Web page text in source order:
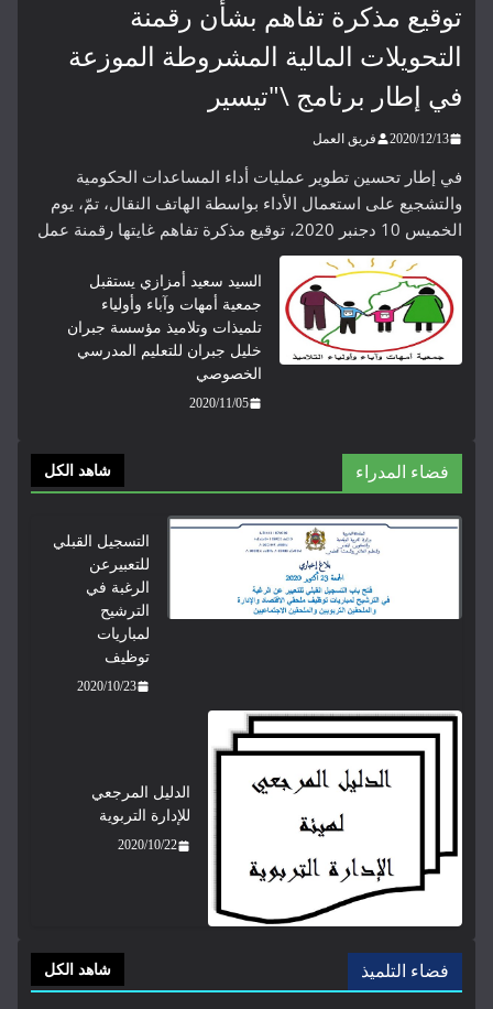
بشأن رقمنة
المشروطة الموزعة
\"تيسير
أداء المساعدات الحكومية
الأداء بواسطة الهاتف النقال، تمّ، يوم
السيد سعيد أمزازي يستقبل
جمعية أمهات وآباء وأولياء
تلميذات وتلاميذ مؤسسة جبران
خليل جبران للتعليم المدرسي
التسجيل القبلي
للتعبيرعن
الرغبة في
الترشيح
الدليل المرجعي
للإدارة التربوية